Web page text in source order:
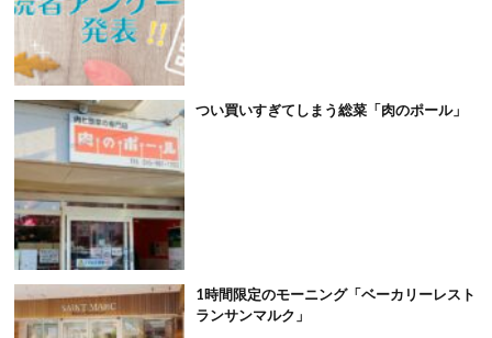
つい買いすぎてしまう総菜「肉のポール」
1時間限定のモーニング「ベーカリーレスト
ランサンマルク」